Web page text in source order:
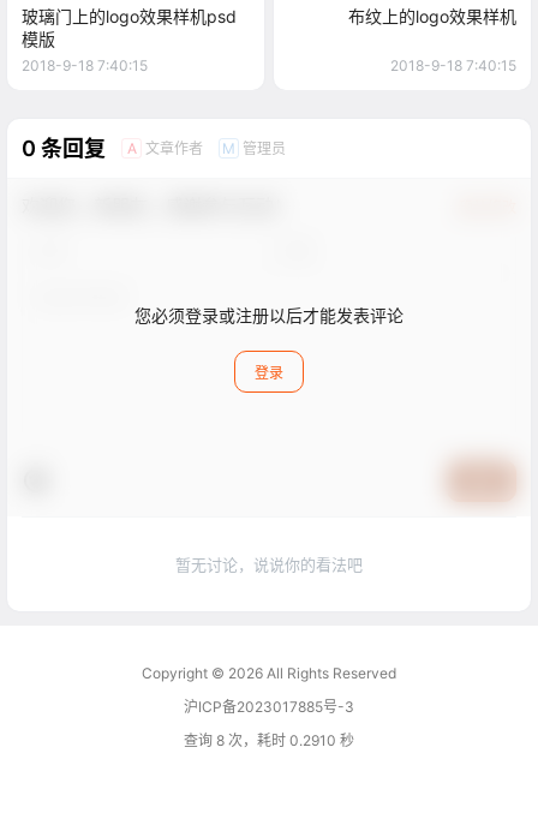
玻璃门上的logo效果样机psd
模版
2018-9-18 7:40:15
布纹上的logo效果样机
2018-9-18 7:40:15
0 条回复 A 文章作者 M 管理员
您必须登录或注册以后才能发表评论
登录
暂无讨论，说说你的看法吧
Copyright © 2026 All Rights Reserved
沪ICP备2023017885号-3
查询 8 次，耗时 0.2910 秒